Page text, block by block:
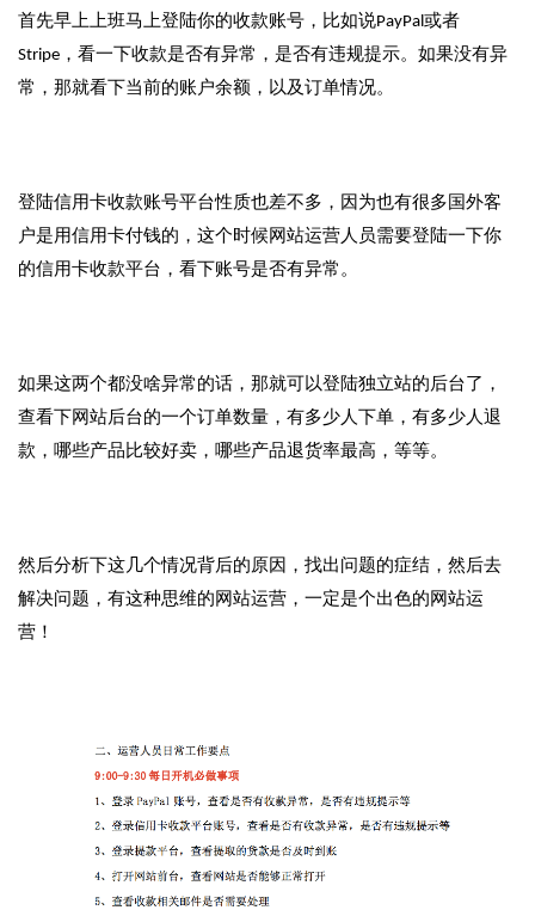
推
广
首先早上上班马上登陆你的收款账号，比如说PayPal或者
Stripe，看一下收款是否有异常，是否有违规提示。如果没有异
常，那就看下当前的账户余额，以及订单情况。
登陆信用卡收款账号平台性质也差不多，因为也有很多国外客
户是用信用卡付钱的，这个时候网站运营人员需要登陆一下你
的信用卡收款平台，看下账号是否有异常。
如果这两个都没啥异常的话，那就可以登陆独立站的后台了，
查看下网站后台的一个订单数量，有多少人下单，有多少人退
款，哪些产品比较好卖，哪些产品退货率最高，等等。
然后分析下这几个情况背后的原因，找出问题的症结，然后去
解决问题，有这种思维的网站运营，一定是个出色的网站运
营！